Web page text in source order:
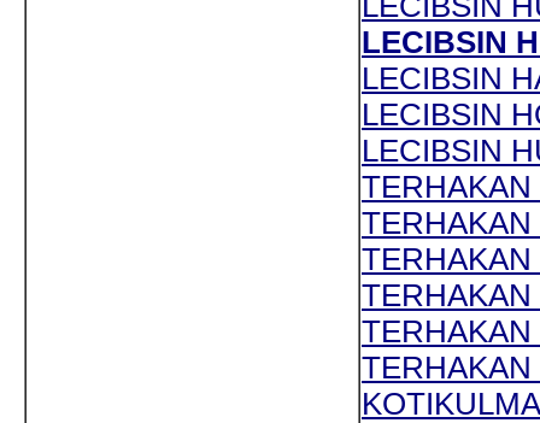
LECIBSIN
LECIBSIN
LECIBSIN
LECIBSIN
TERHAKAN
TERHAKAN